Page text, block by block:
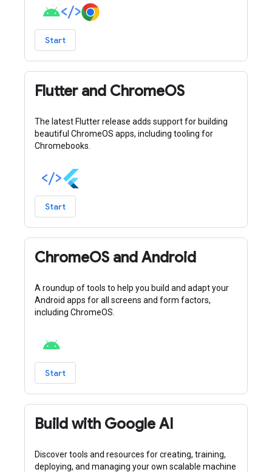
Start
Flutter and ChromeOS
The latest Flutter release adds support for building
beautiful ChromeOS apps, including tooling for
Chromebooks.
Start
ChromeOS and Android
A roundup of tools to help you build and adapt your
Android apps for all screens and form factors,
including ChromeOS.
Start
Build with Google AI
Discover tools and resources for creating, training,
deploying, and managing your own scalable machine